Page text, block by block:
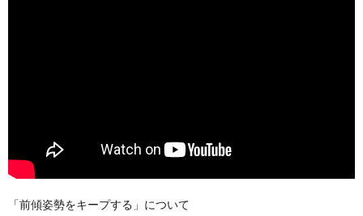
「前傾姿勢をキープする」について